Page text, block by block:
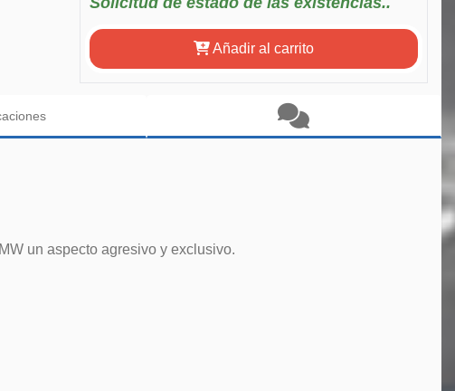
Añadir al carrito
un aspecto agresivo y exclusivo.